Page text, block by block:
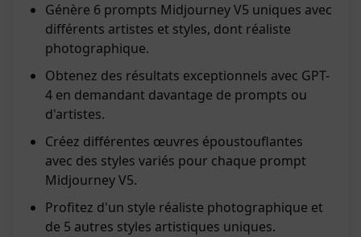
Génère 6 prompts Midjourney V5 uniques avec
différents artistes et styles, dont réaliste
photographique.
Obtenez des résultats exceptionnels avec GPT-
4 en demandant davantage de prompts ou
d'artistes.
Créez différentes œuvres époustouflantes
avec des styles variés pour chaque prompt
Midjourney V5.
Profitez d'un style réaliste photographique et
de 5 autres styles artistiques uniques.